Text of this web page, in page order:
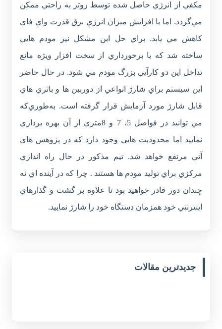
مکفي از انرژي حاصل شده توسط روتر به راحتي ممکن
مي‌گردد. اما با افزايش ميزان انرژي برق قدرت واي فاي
کاهش مي يابد. براي حل اين مشکل نيز مودم هايي
ساخته شد که با برخورداري از سخت افزار ويژه مانع
تداخل اين دو کارآيي بزرگ مودم مي شود. در حال حاضر
اين سيستم براي شارژ انواعي از دوربين ها و باتري هاي
قابل شارژ مورد آزمايش قرار گرفته است. به‌طوري‌که
مي توانيد در فواصل 5، 7 و 8متري از آن بهره برداري
نماييد اما محدوديت هايي وجود دارد که در پژوهش هاي
آتي مرتفع خواهد شد. تيم مذکور در حال راه اندازي
مرکزي براي توليد مودم ها هستند . چرا که در آينده اي نه
چندان دور قادر خواهيد بود تا علاوه بر گشت و گذارهاي
اينترنتي خود همزمان دستگاه خود را شارژ نماييد.
جدیدترین مقالات